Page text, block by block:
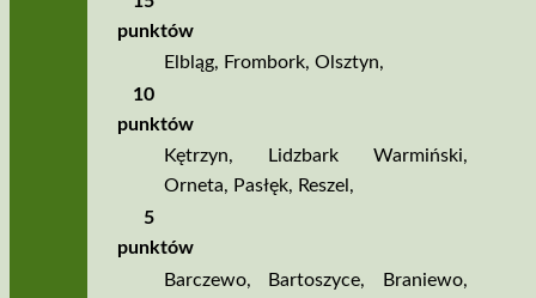
punktów
Elbląg, Frombork, Olsztyn,
10
punktów
Kętrzyn, Lidzbark Warmiński,
Orneta, Pasłęk, Reszel ,
5
punktów
Barczewo, Bartoszyce, Braniewo,